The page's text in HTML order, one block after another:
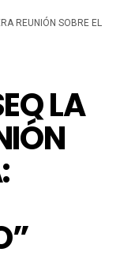
REUNIÓN SOBRE EL
LA